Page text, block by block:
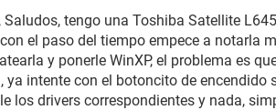
Saludos, tengo una Toshiba Satellite
el paso del tiempo empece a notarla
y ponerle WinXP, el problema es
ya intente con el botoncito de encendido
los drivers correspondientes y nada,